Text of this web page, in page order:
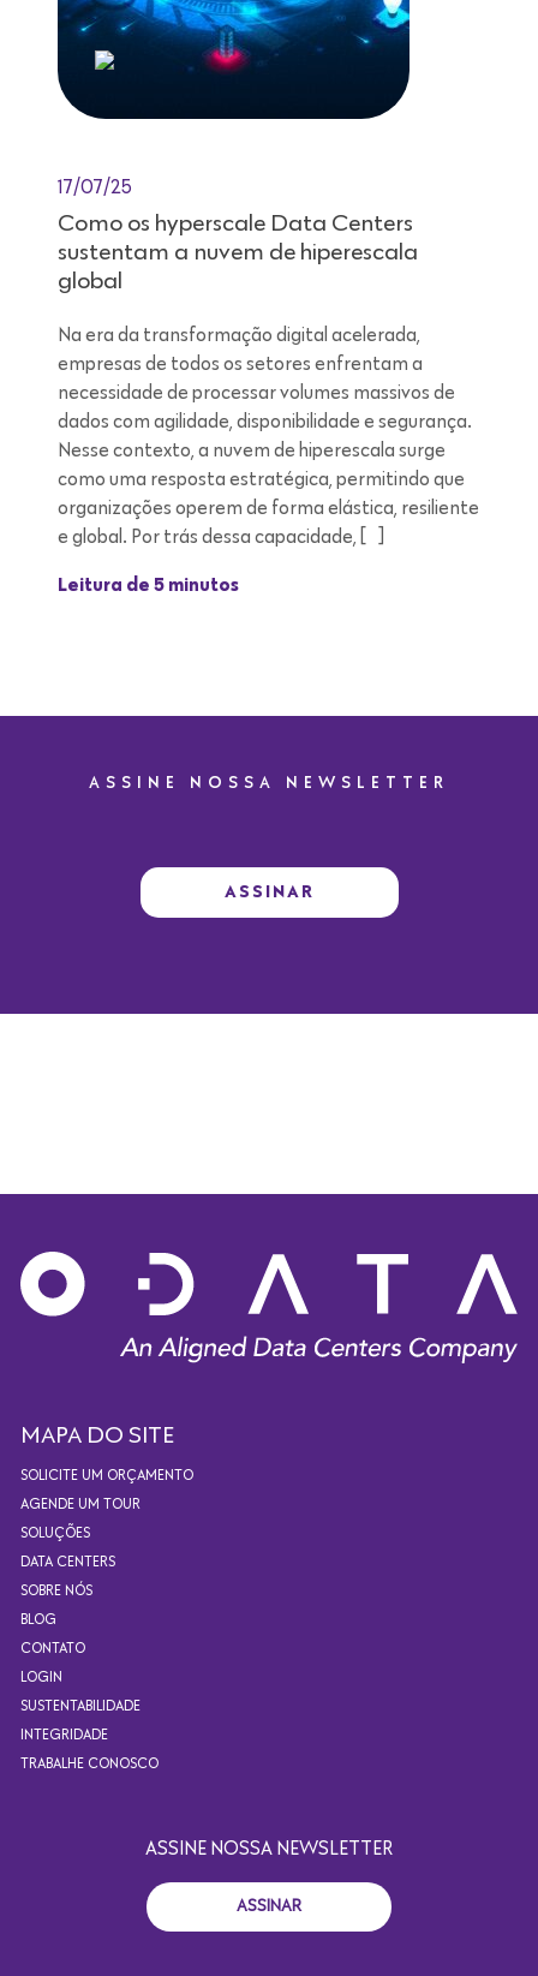
17/07/25
Como os hyperscale Data Centers
sustentam a nuvem de hiperescala
global
Na era da transformação digital acelerada,
empresas de todos os setores enfrentam a
necessidade de processar volumes massivos de
dados com agilidade, disponibilidade e segurança.
Nesse contexto, a nuvem de hiperescala surge
como uma resposta estratégica, permitindo que
organizações operem de forma elástica, resiliente
e global. Por trás dessa capacidade, […]
Leitura de 5 minutos
ASSINE NOSSA NEWSLETTER
ASSINAR
MAPA DO SITE
SOLICITE UM ORÇAMENTO
AGENDE UM TOUR
SOLUÇÕES
DATA CENTERS
SOBRE NÓS
BLOG
CONTATO
LOGIN
SUSTENTABILIDADE
INTEGRIDADE
TRABALHE CONOSCO
ASSINE NOSSA NEWSLETTER
ASSINAR